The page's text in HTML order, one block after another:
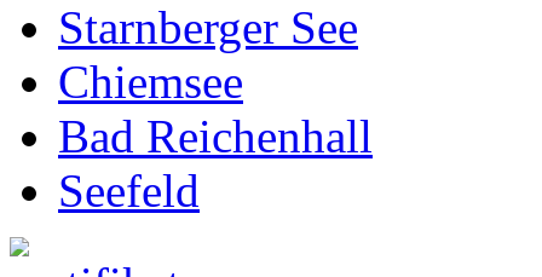
Starnberger See
Chiemsee
Bad Reichenhall
Seefeld